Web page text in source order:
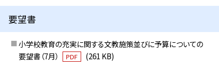
要望書
小学校教育の充実に関する文教施策並びに予算についての
要望書（7月）
PDF (261 KB)